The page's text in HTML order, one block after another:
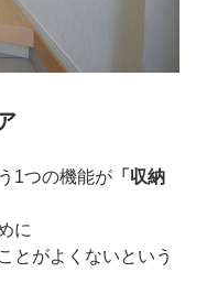
1つの機能が「収納
に
とがよくないという